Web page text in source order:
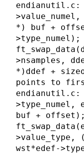
endianutil.c:
*) buf +
>nsamples,
*)ddef +
points to
endianutil.c:
buf +
wst*edef-